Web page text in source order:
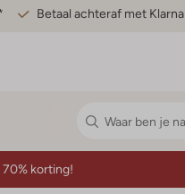
Betaal achteraf met Klarna
korting!